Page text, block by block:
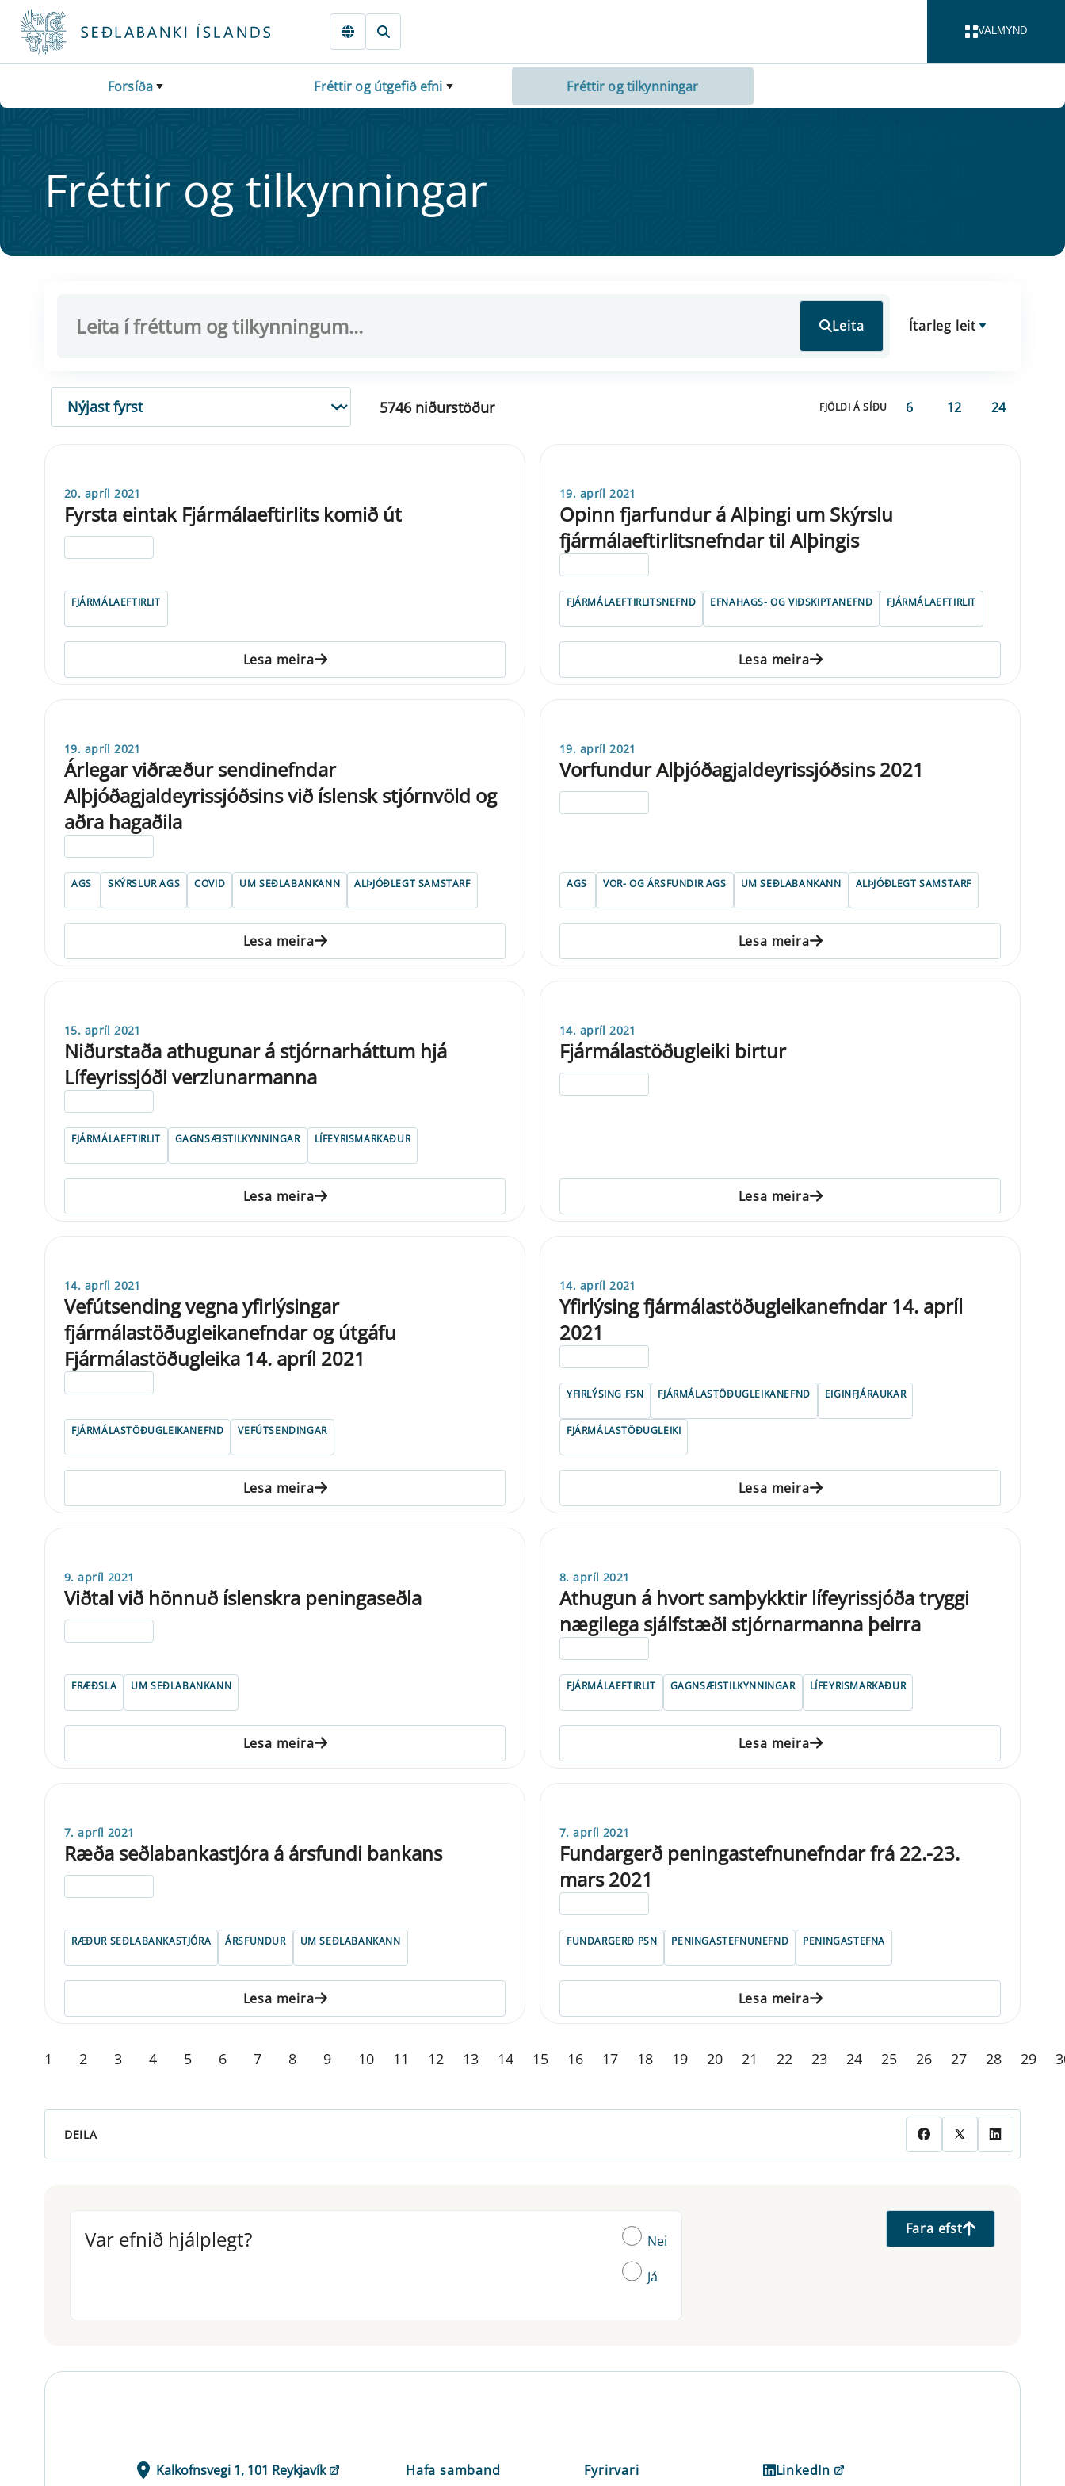
Fara beint í Meginmál
VALMYND
Forsíða Fréttir og útgefið efni Fréttir og tilkynningar
Frétt­ir og til­kynn­ing­ar
Leita Ítarleg leit
RÖÐUN
5746 niðurstöður FJÖLDI Á SÍÐU 6 12 24
20. apríl 2021
Fyrsta eintak Fjármálaeftirlits komið út
FJÁRMÁLAEFTIRLIT
Lesa meira
19. apríl 2021
Opinn fjarfundur á Alþingi um Skýrslu
fjármálaeftirlitsnefndar til Alþingis
FJÁRMÁLAEFTIRLITSNEFND EFNAHAGS- OG VIÐSKIPTANEFND FJÁRMÁLAEFTIRLIT
Lesa meira
19. apríl 2021
Árlegar viðræður sendinefndar
Alþjóðagjaldeyrissjóðsins við íslensk stjórnvöld og
aðra hagaðila
AGS SKÝRSLUR AGS COVID UM SEÐLABANKANN ALÞJÓÐLEGT SAMSTARF
Lesa meira
19. apríl 2021
Vorfundur Alþjóðagjaldeyrissjóðsins 2021
AGS VOR- OG ÁRSFUNDIR AGS UM SEÐLABANKANN ALÞJÓÐLEGT SAMSTARF
Lesa meira
15. apríl 2021
Niðurstaða athugunar á stjórnarháttum hjá
Lífeyrissjóði verzlunarmanna
FJÁRMÁLAEFTIRLIT GAGNSÆISTILKYNNINGAR LÍFEYRISMARKAÐUR
Lesa meira
14. apríl 2021
Fjármálastöðugleiki birtur
Lesa meira
14. apríl 2021
Vefútsending vegna yfirlýsingar
fjármálastöðugleikanefndar og útgáfu
Fjármálastöðugleika 14. apríl 2021
FJÁRMÁLASTÖÐUGLEIKANEFND VEFÚTSENDINGAR
Lesa meira
14. apríl 2021
Yfirlýsing fjármálastöðugleikanefndar 14. apríl
2021
YFIRLÝSING FSN FJÁRMÁLASTÖÐUGLEIKANEFND EIGINFJÁRAUKAR
FJÁRMÁLASTÖÐUGLEIKI
Lesa meira
9. apríl 2021
Viðtal við hönnuð íslenskra peningaseðla
FRÆÐSLA UM SEÐLABANKANN
Lesa meira
8. apríl 2021
Athugun á hvort samþykktir lífeyrissjóða tryggi
nægilega sjálfstæði stjórnarmanna þeirra
FJÁRMÁLAEFTIRLIT GAGNSÆISTILKYNNINGAR LÍFEYRISMARKAÐUR
Lesa meira
7. apríl 2021
Ræða seðlabankastjóra á ársfundi bankans
RÆÐUR SEÐLABANKASTJÓRA ÁRSFUNDUR UM SEÐLABANKANN
Lesa meira
7. apríl 2021
Fundargerð peningastefnunefndar frá 22.-23.
mars 2021
FUNDARGERÐ PSN PENINGASTEFNUNEFND PENINGASTEFNA
Lesa meira
1 2 3 4 5 6 7 8 9 10 11 12 13 14 15 16 17 18 19 20 21 22 23 24 25 26 27 28 29
DEILA
Var efnið hjálplegt?
Var efnið hjálplegt? Nei
Já
Fara efst
Kalkofnsvegi 1, 101 Reykjavík Hafa samband Fyrirvari LinkedIn